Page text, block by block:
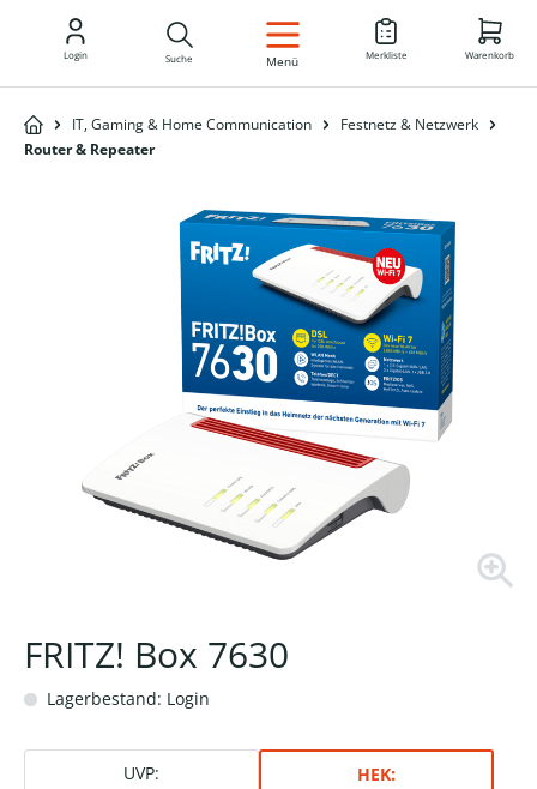
DE
Login Suche Menü Merkliste Warenkorb
IT, Gaming & Home Communication
Festnetz & Netzwerk
Router & Repeater
FRITZ! Box 7630
Lagerbestand: Login
UVP: HEK: